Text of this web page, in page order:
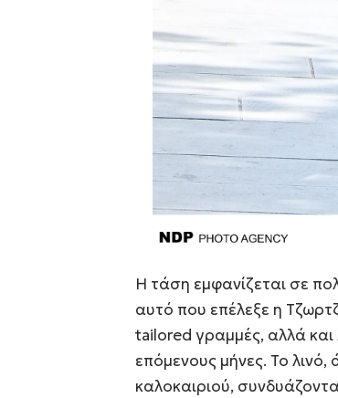
Η τάση εμφανίζεται σε
αυτό που επέλεξε η
tailored γραμμές, αλλά και
επόμενους μήνες. Το
καλοκαιριού,